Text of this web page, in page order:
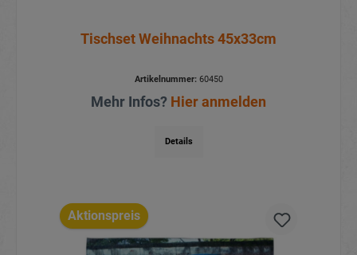
Tischset Weihnachts 45x33cm
Artikelnummer:60450
Mehr Infos? Hier anmelden
Details
Aktionspreis